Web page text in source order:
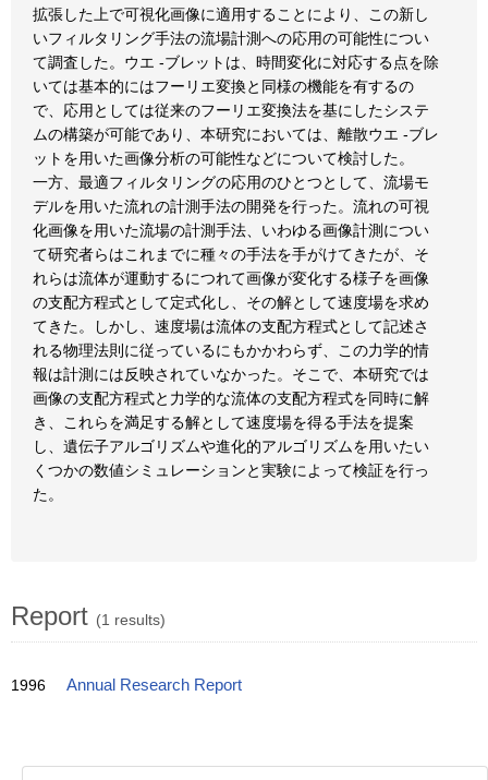
拡張した上で可視化画像に適用することにより、この新し
いフィルタリング手法の流場計測への応用の可能性につい
て調査した。ウエ -ブレットは、時間変化に対応する点を除
いては基本的にはフーリエ変換と同様の機能を有するの
で、応用としては従来のフーリエ変換法を基にしたシステ
ムの構築が可能であり、本研究においては、離散ウエ -ブレ
ットを用いた画像分析の可能性などについて検討した。
一方、最適フィルタリングの応用のひとつとして、流場モ
デルを用いた流れの計測手法の開発を行った。流れの可視
化画像を用いた流場の計測手法、いわゆる画像計測につい
て研究者らはこれまでに種々の手法を手がけてきたが、そ
れらは流体が運動するにつれて画像が変化する様子を画像
の支配方程式として定式化し、その解として速度場を求め
てきた。しかし、速度場は流体の支配方程式として記述さ
れる物理法則に従っているにもかかわらず、この力学的情
報は計測には反映されていなかった。そこで、本研究では
画像の支配方程式と力学的な流体の支配方程式を同時に解
き、これらを満足する解として速度場を得る手法を提案
し、遺伝子アルゴリズムや進化的アルゴリズムを用いたい
くつかの数値シミュレーションと実験によって検証を行っ
た。
Report (1 results)
1996 Annual Research Report